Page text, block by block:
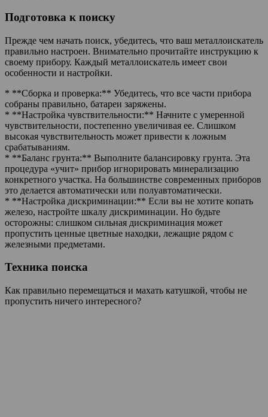
Подготовка к поиску
Прежде чем начать поиск, убедитесь, что ваш металлоискатель
правильно настроен. Внимательно прочитайте инструкцию к
своему прибору. Каждый металлоискатель имеет свои
особенности и настройки.
* **Сборка и проверка:** Убедитесь, что все части прибора
собраны правильно, батареи заряжены.
* **Настройка чувствительности:** Начните с умеренной
чувствительности, постепенно увеличивая ее. Слишком
высокая чувствительность может привести к ложным
срабатываниям.
* **Баланс грунта:** Выполните балансировку грунта. Эта
процедура «учит» прибор игнорировать минерализацию
конкретного участка. На большинстве современных приборов
это делается автоматически или полуавтоматически.
* **Настройка дискриминации:** Если вы не хотите копать
железо, настройте шкалу дискриминации. Но будьте
осторожны: слишком сильная дискриминация может
пропустить ценные цветные находки, лежащие рядом с
железными предметами.
Техника поиска
Как правильно перемещаться и махать катушкой, чтобы не
пропустить ничего интересного?